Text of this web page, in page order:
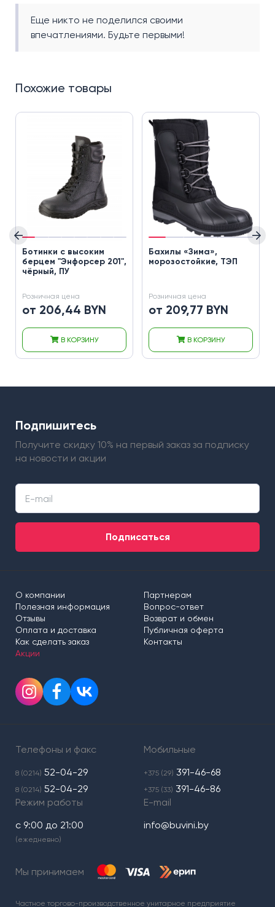
Еще никто не поделился своими
впечатлениями. Будьте первыми!
Похожие товары
Ботинки с высоким
берцем "Энфорсер 201",
чёрный, ПУ
Розничная цена
от 206,44 BYN
В КОРЗИНУ
Бахилы «Зима»,
морозостойкие, ТЭП
Розничная цена
от 209,77 BYN
В КОРЗИНУ
Подпишитесь
Получите скидку 10% на первый заказ за подписку
на новости и акции
Подписаться
О компании
Партнерам
Полезная информация
Вопрос-ответ
Отзывы
Возврат и обмен
Оплата и доставка
Публичная оферта
Как сделать заказ
Контакты
Акции
Телефоны и факс
8 (0214) 52-04-29
8 (0214) 52-04-29
Мобильные
+375 (29) 391-46-68
+375 (33) 391-46-86
Режим работы
с 9:00 до 21:00
(ежедневно)
E-mail
info@buvini.by
Мы принимаем
Частное торгово-производственное унитарное предприятие